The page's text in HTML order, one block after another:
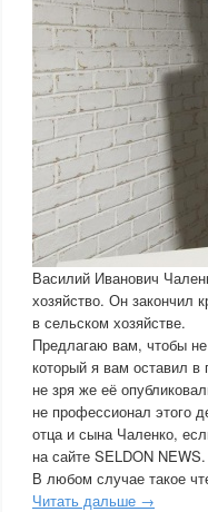
Василий Иванович
хозяйство. Он закончил
в сельском хозяйстве.
Предлагаю вам, чтобы
который я вам оставил в
не зря же её
не профессионал этого
отца и сына Чаленко,
на сайте SELDON NEWS.
В любом случае такое
Читать дальше →